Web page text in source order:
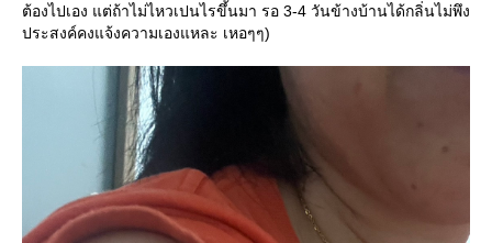
ต้องไปเอง แต่ถ้าไม่ไหวเปนไรขึ้นมา รอ 3-4 วันข้างบ้านได้กลิ่นไม่พึง
ประสงค์คงแจ้งความเองแหละ เหอๆๆ)